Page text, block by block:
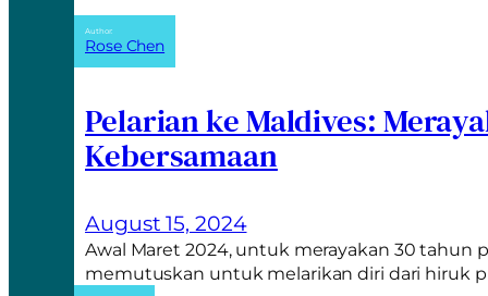
Author:
Rose Chen
Pelarian ke Maldives:
Kebersamaan
August 15, 2024
Awal Maret 2024, untuk merayakan 30 tahun
memutuskan untuk melarikan diri dari hiruk